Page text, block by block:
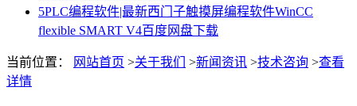
5PLC编程软件|最新西门子触摸屏编程软件WinCC
flexible SMART V4百度网盘下载
当前位置： 网站首页 >关于我们 >新闻资讯 >技术咨询 >查看
详情